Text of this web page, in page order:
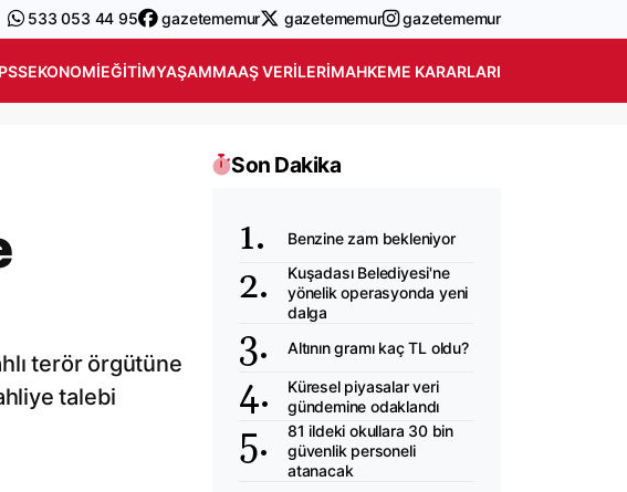
533 053 44 95 gazetememur gazetememur gazetememur
EKONOMIEĞITIMYAŞAMMAAŞ VERILERIMAHKEME KARARLARI
terör örgütüne
talebi
Son Dakika
Benzine zam bekleniyor
Kuşadası Belediyesi'ne
yönelik operasyonda yeni
dalga
Altının gramı kaç TL oldu?
Küresel piyasalar veri
gündemine odaklandı
81 ildeki okullara 30 bin
güvenlik personeli
atanacak